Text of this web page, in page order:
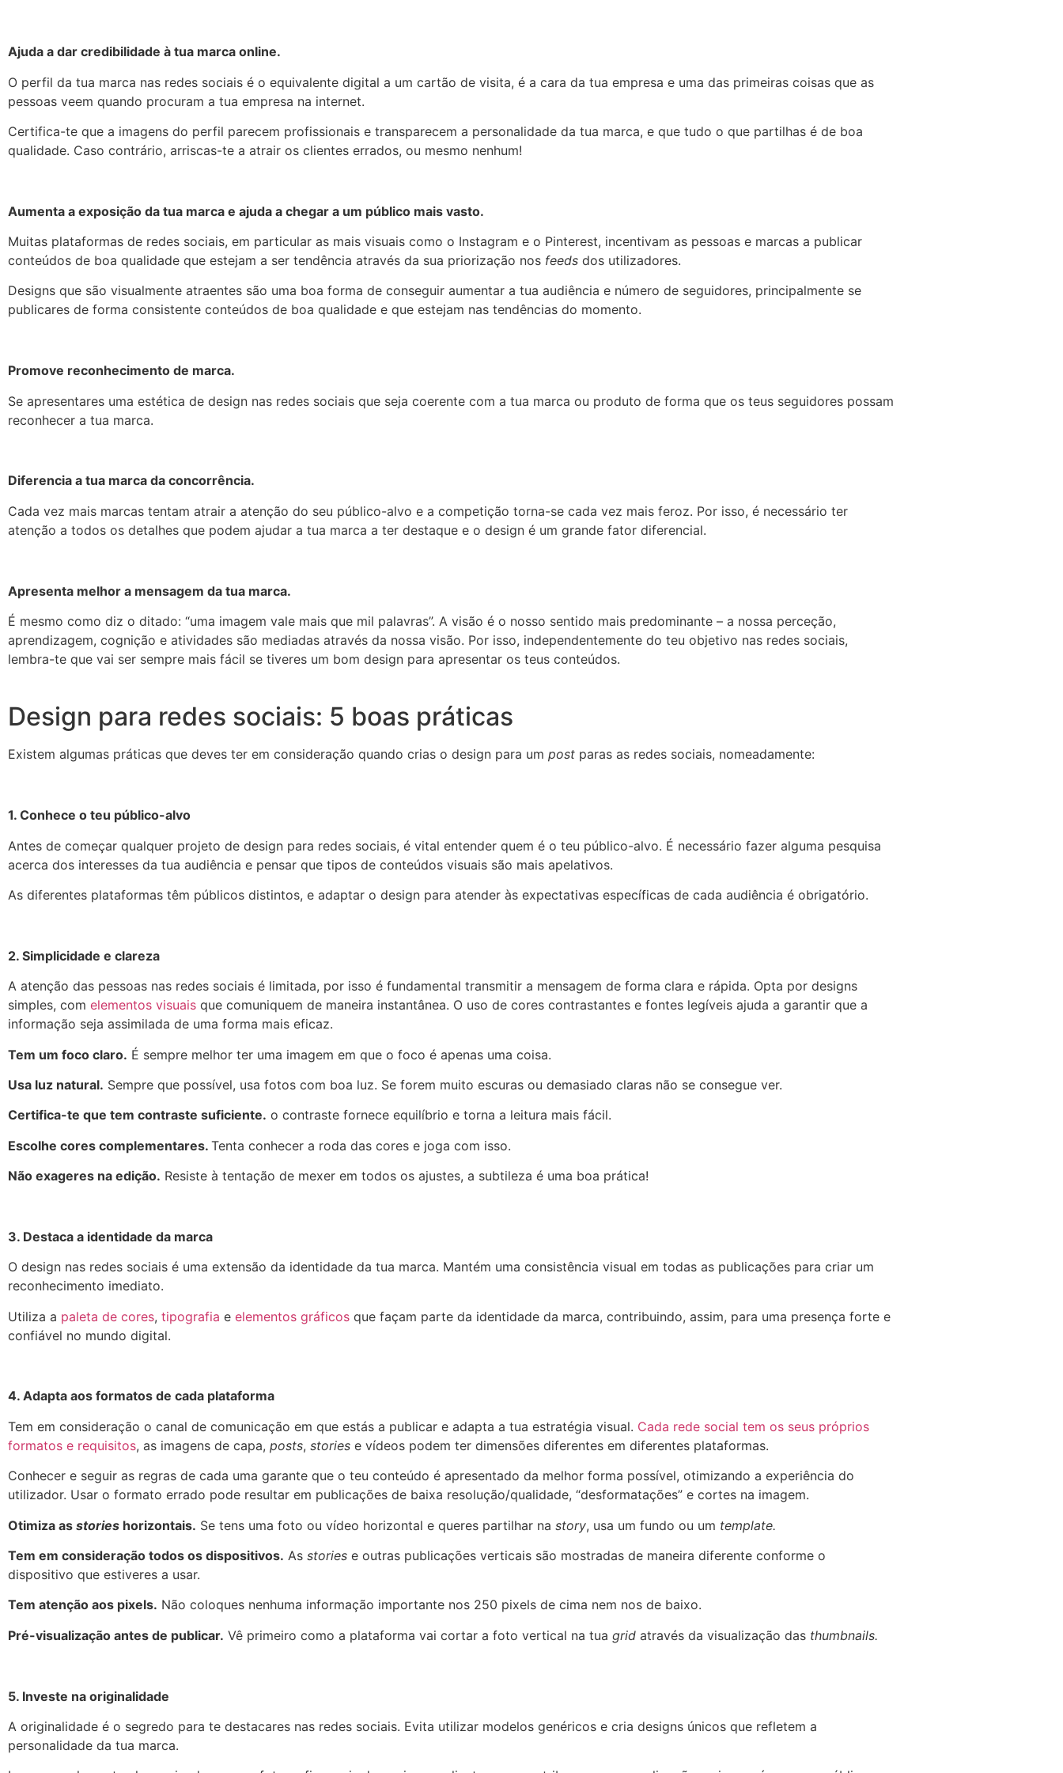
Ajuda a dar credibilidade à tua marca online.
O perfil da tua marca nas redes sociais é o equivalente digital a um cartão de visita, é a cara da tua empresa e uma das primeiras coisas que as
pessoas veem quando procuram a tua empresa na internet.
Certifica-te que a imagens do perfil parecem profissionais e transparecem a personalidade da tua marca, e que tudo o que partilhas é de boa
qualidade. Caso contrário, arriscas-te a atrair os clientes errados, ou mesmo nenhum!
Aumenta a exposição da tua marca e ajuda a chegar a um público mais vasto.
Muitas plataformas de redes sociais, em particular as mais visuais como o Instagram e o Pinterest, incentivam as pessoas e marcas a publicar
conteúdos de boa qualidade que estejam a ser tendência através da sua priorização nos feeds dos utilizadores.
Designs que são visualmente atraentes são uma boa forma de conseguir aumentar a tua audiência e número de seguidores, principalmente se
publicares de forma consistente conteúdos de boa qualidade e que estejam nas tendências do momento.
Promove reconhecimento de marca.
Se apresentares uma estética de design nas redes sociais que seja coerente com a tua marca ou produto de forma que os teus seguidores possam
reconhecer a tua marca.
Diferencia a tua marca da concorrência.
Cada vez mais marcas tentam atrair a atenção do seu público-alvo e a competição torna-se cada vez mais feroz. Por isso, é necessário ter
atenção a todos os detalhes que podem ajudar a tua marca a ter destaque e o design é um grande fator diferencial.
Apresenta melhor a mensagem da tua marca.
É mesmo como diz o ditado: “uma imagem vale mais que mil palavras”. A visão é o nosso sentido mais predominante – a nossa perceção,
aprendizagem, cognição e atividades são mediadas através da nossa visão. Por isso, independentemente do teu objetivo nas redes sociais,
lembra-te que vai ser sempre mais fácil se tiveres um bom design para apresentar os teus conteúdos.
Design para redes sociais: 5 boas práticas
Existem algumas práticas que deves ter em consideração quando crias o design para um post paras as redes sociais, nomeadamente:
1. Conhece o teu público-alvo
Antes de começar qualquer projeto de design para redes sociais, é vital entender quem é o teu público-alvo. É necessário fazer alguma pesquisa
acerca dos interesses da tua audiência e pensar que tipos de conteúdos visuais são mais apelativos.
As diferentes plataformas têm públicos distintos, e adaptar o design para atender às expectativas específicas de cada audiência é obrigatório.
2. Simplicidade e clareza
A atenção das pessoas nas redes sociais é limitada, por isso é fundamental transmitir a mensagem de forma clara e rápida. Opta por designs
simples, com elementos visuais que comuniquem de maneira instantânea. O uso de cores contrastantes e fontes legíveis ajuda a garantir que a
informação seja assimilada de uma forma mais eficaz.
Tem um foco claro. É sempre melhor ter uma imagem em que o foco é apenas uma coisa.
Usa luz natural. Sempre que possível, usa fotos com boa luz. Se forem muito escuras ou demasiado claras não se consegue ver.
Certifica-te que tem contraste suficiente. o contraste fornece equilíbrio e torna a leitura mais fácil.
Escolhe cores complementares. Tenta conhecer a roda das cores e joga com isso.
Não exageres na edição. Resiste à tentação de mexer em todos os ajustes, a subtileza é uma boa prática!
3. Destaca a identidade da marca
O design nas redes sociais é uma extensão da identidade da tua marca. Mantém uma consistência visual em todas as publicações para criar um
reconhecimento imediato.
Utiliza a paleta de cores, tipografia e elementos gráficos que façam parte da identidade da marca, contribuindo, assim, para uma presença forte e
confiável no mundo digital.
4. Adapta aos formatos de cada plataforma
Tem em consideração o canal de comunicação em que estás a publicar e adapta a tua estratégia visual. Cada rede social tem os seus próprios
formatos e requisitos, as imagens de capa, posts, stories e vídeos podem ter dimensões diferentes em diferentes plataformas.
Conhecer e seguir as regras de cada uma garante que o teu conteúdo é apresentado da melhor forma possível, otimizando a experiência do
utilizador. Usar o formato errado pode resultar em publicações de baixa resolução/qualidade, “desformatações” e cortes na imagem.
Otimiza as stories horizontais. Se tens uma foto ou vídeo horizontal e queres partilhar na story, usa um fundo ou um template.
Tem em consideração todos os dispositivos. As stories e outras publicações verticais são mostradas de maneira diferente conforme o
dispositivo que estiveres a usar.
Tem atenção aos pixels. Não coloques nenhuma informação importante nos 250 pixels de cima nem nos de baixo.
Pré-visualização antes de publicar. Vê primeiro como a plataforma vai cortar a foto vertical na tua grid através da visualização das thumbnails.
5. Investe na originalidade
A originalidade é o segredo para te destacares nas redes sociais. Evita utilizar modelos genéricos e cria designs únicos que refletem a
personalidade da tua marca.